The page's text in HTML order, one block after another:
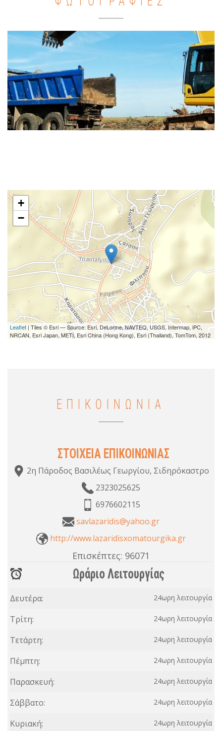
+
−
Leaflet | Tiles © Esri — Source: Esri, DeLorme, NAVTEQ, USGS, Intermap, iPC,
NRCAN, Esri Japan, METI, Esri China (Hong Kong), Esri (Thailand), TomTom, 2012
ΕΠΙΚΟΙΝΩΝΙΑ
ΣΤΟΙΧΕΙΑ ΕΠΙΚΟΙΝΩΝΙΑΣ
2η Πάροδος Βασιλέως Γεωργίου, Σιδηρόκαστρο
2323025625
6976602115
savlazaridis@yahoo.gr
http://www.lazaridisxomatourgika.gr
Επισκέπτες: 96071
Ωράριο Λειτουργίας
Δευτέρα: 24ωρη λειτουργία
Τρίτη: 24ωρη λειτουργία
Τετάρτη: 24ωρη λειτουργία
Πέμπτη: 24ωρη λειτουργία
Παρασκευή: 24ωρη λειτουργία
Σάββατο: 24ωρη λειτουργία
Κυριακή: 24ωρη λειτουργία